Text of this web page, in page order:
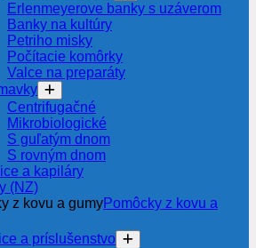
Erlenmeyerove banky s uzáverom
Banky na kultúry
Petriho misky
Počítacie komôrky
Valce na preparáty
Centrifugačné
Mikrobiologické
S guľatým dnom
S rovným dnom
a kapiláry
(NZ)
Pomôcky z kovu a
a príslušenstvo